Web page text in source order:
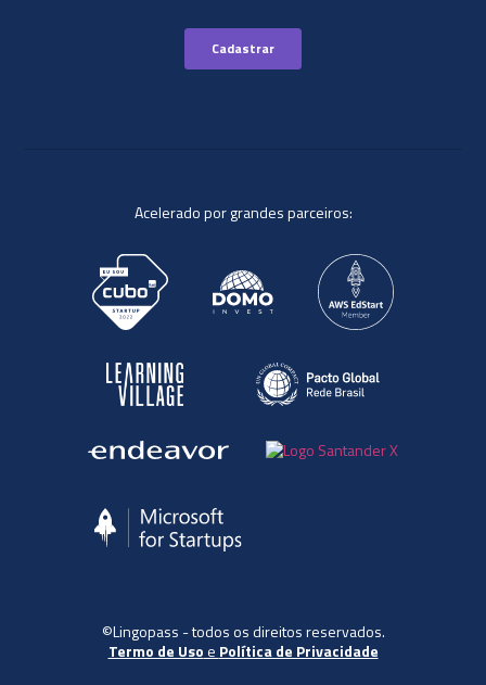
Acelerado por grandes parceiros:
©Lingopass - todos os direitos reservados.
Termo de Uso e Política de Privacidade